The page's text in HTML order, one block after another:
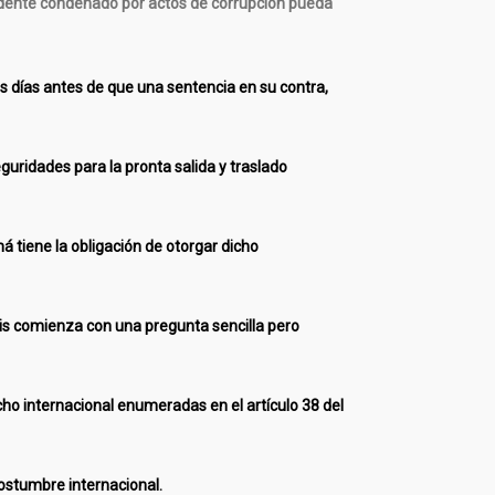
días antes de que una sentencia en su contra,
para la pronta salida y traslado
tiene la obligación de otorgar dicho
comienza con una pregunta sencilla pero
internacional enumeradas en el artículo 38 del
internacional.